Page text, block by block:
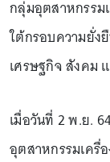
กลุ่มอุตสาหกรรม
ใต้กรอบความยั่
เศรษฐกิจ สังคม
เมื่อวันที่ 2 พ.ย.
อุตสาหกรรมเครื่